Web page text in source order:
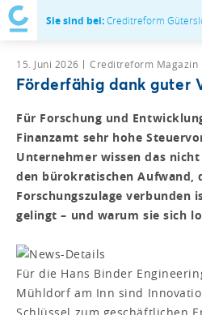
Sie sind bei:Creditreform
15. Juni 2026 Creditreform Magazin
Förderfähig dank guter
Für Forschung und
Finanzamt sehr hohe
Unternehmer wissen das
den bürokratischen Aufwand,
Forschungszulage verbunden
gelingt – und warum sie sich
Für die Hans Binder
Mühldorf am Inn sind